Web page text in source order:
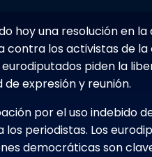
hoy una resolución en
los activistas de la
piden la
expresión y reunión.
por el uso indebido
periodistas. Los
democráticas son